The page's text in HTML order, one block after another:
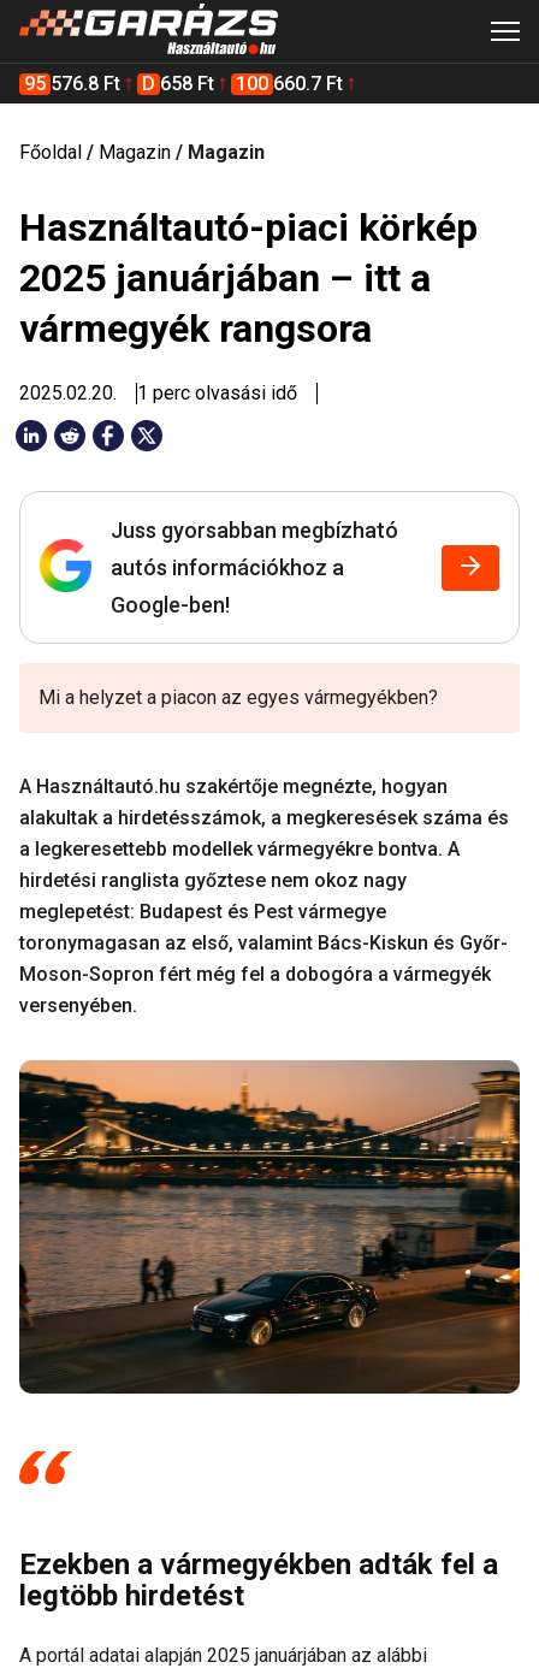
95 576.8 Ft D 658 Ft 100 660.7 Ft
Főoldal / Magazin / Magazin
Használtautó-piaci körkép
2025 januárjában – itt a
vármegyék rangsora
2025.02.20. 1 perc olvasási idő
Juss gyorsabban megbízható
autós információkhoz a
Google-ben!
Mi a helyzet a piacon az egyes vármegyékben?
A Használtautó.hu szakértője megnézte, hogyan
alakultak a hirdetésszámok, a megkeresések száma és
a legkeresettebb modellek vármegyékre bontva. A
hirdetési ranglista győztese nem okoz nagy
meglepetést: Budapest és Pest vármegye
toronymagasan az első, valamint Bács-Kiskun és Győr-
Moson-Sopron fért még fel a dobogóra a vármegyék
versenyében.
Ezekben a vármegyékben adták fel a
legtöbb hirdetést
A portál adatai alapján 2025 januárjában az alábbi